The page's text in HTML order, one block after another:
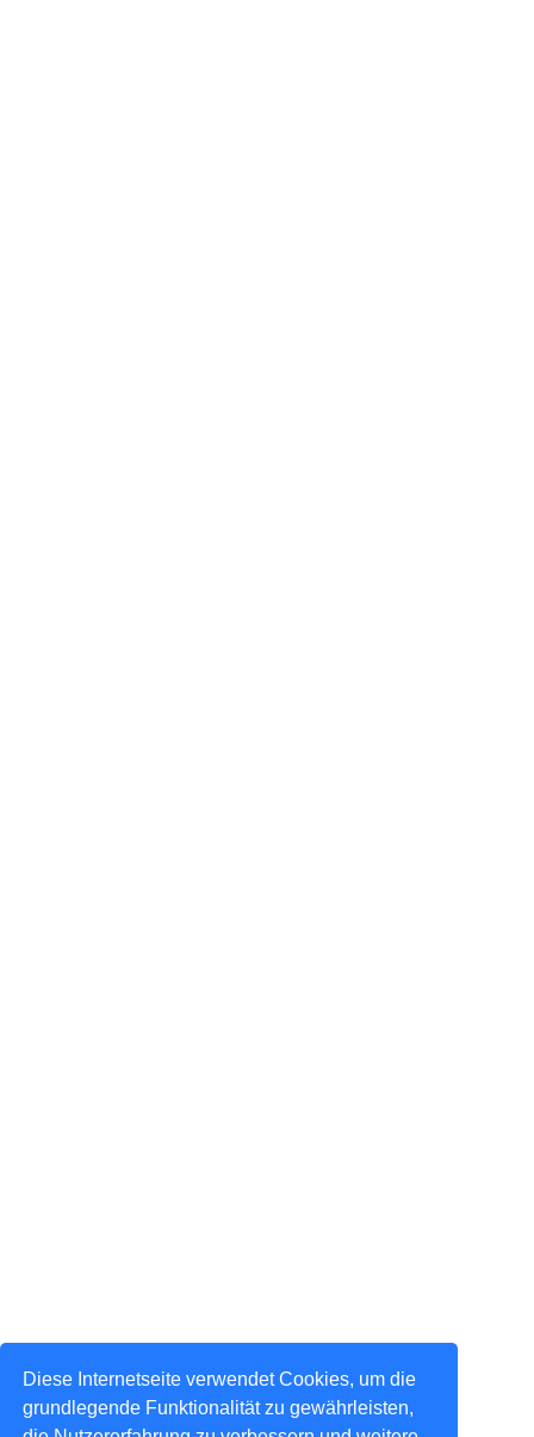
Diese Internetseite verwendet Cookies, um die
grundlegende Funktionalität zu gewährleisten,